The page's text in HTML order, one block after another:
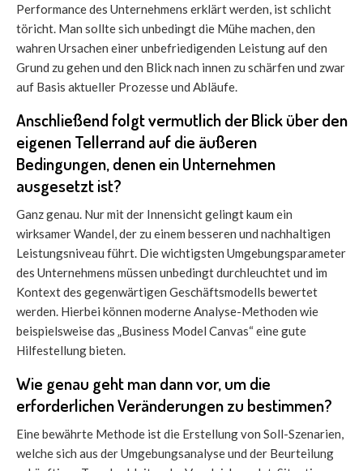
Performance des Unternehmens erklärt werden, ist schlicht
töricht. Man sollte sich unbedingt die Mühe machen, den
wahren Ursachen einer unbefriedigenden Leistung auf den
Grund zu gehen und den Blick nach innen zu schärfen und zwar
auf Basis aktueller Prozesse und Abläufe.
Anschließend folgt vermutlich der Blick über den
eigenen Tellerrand auf die äußeren
Bedingungen, denen ein Unternehmen
ausgesetzt ist?
Ganz genau. Nur mit der Innensicht gelingt kaum ein
wirksamer Wandel, der zu einem besseren und nachhaltigen
Leistungsniveau führt. Die wichtigsten Umgebungsparameter
des Unternehmens müssen unbedingt durchleuchtet und im
Kontext des gegenwärtigen Geschäftsmodells bewertet
werden. Hierbei können moderne Analyse-Methoden wie
beispielsweise das „Business Model Canvas“ eine gute
Hilfestellung bieten.
Wie genau geht man dann vor, um die
erforderlichen Veränderungen zu bestimmen?
Eine bewährte Methode ist die Erstellung von Soll-Szenarien,
welche sich aus der Umgebungsanalyse und der Beurteilung